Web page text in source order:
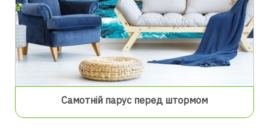
Самотній парус перед штормом